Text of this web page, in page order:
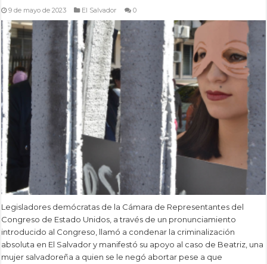
9 de mayo de 2023 El Salvador 0
Legisladores demócratas de la Cámara de Representantes del
Congreso de Estado Unidos, a través de un pronunciamiento
introducido al Congreso, llamó a condenar la criminalización
absoluta en El Salvador y manifestó su apoyo al caso de Beatriz, una
mujer salvadoreña a quien se le negó abortar pese a que